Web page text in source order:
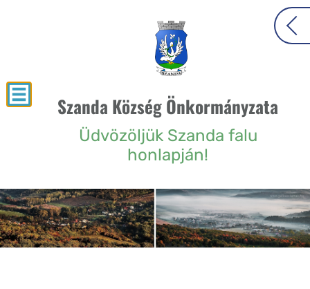
Szanda Község Önkormányzata
Üdvözöljük Szanda falu
honlapján!